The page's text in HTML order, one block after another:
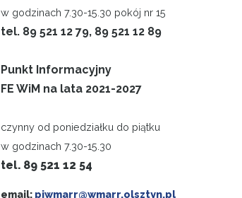
w godzinach 7.30-15.30 pokój nr 15
tel. 89 521 12 79, 89 521 12 89
Punkt Informacyjny
FE WiM na lata 2021-2027
czynny od poniedziałku do piątku
w godzinach 7.30-15.30
tel. 89 521 12 54
email: piwmarr@wmarr.olsztyn.pl